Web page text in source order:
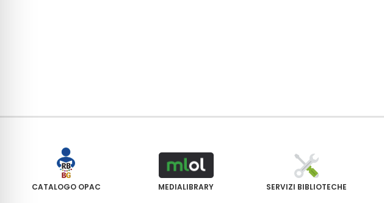
CATALOGO OPAC MEDIALIBRARY SERVIZI BIBLIOTECHE